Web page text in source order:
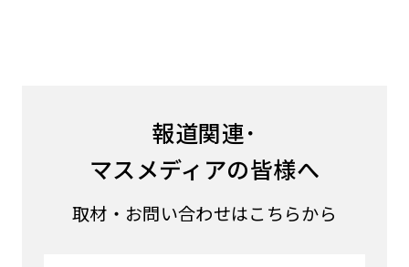
報道関連･
マスメディアの皆様へ
取材・お問い合わせはこちらから